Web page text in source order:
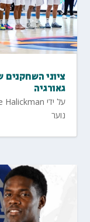
ציוני
גאורגיה
על ידי Halickman
נוער